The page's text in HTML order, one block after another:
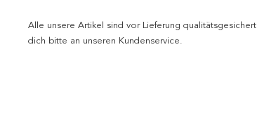
Alle unsere Artikel sind vor Lieferung
dich bitte an unseren Kundenservice.